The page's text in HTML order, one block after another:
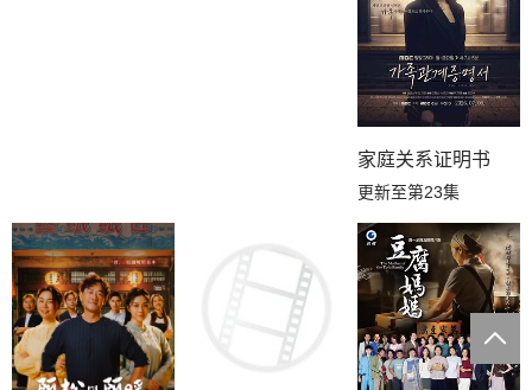
家庭关系证明书
更新至第23集